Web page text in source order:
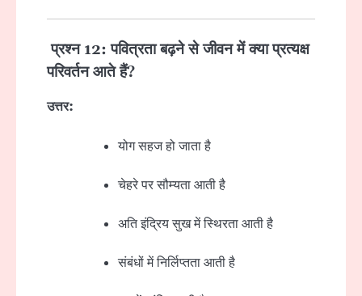
प्रश्न 12: पवित्रता बढ़ने से जीवन में क्या प्रत्यक्ष
परिवर्तन आते हैं?
उत्तर:
योग सहज हो जाता है
चेहरे पर सौम्यता आती है
अति इंद्रिय सुख में स्थिरता आती है
संबंधों में निर्लिप्तता आती है